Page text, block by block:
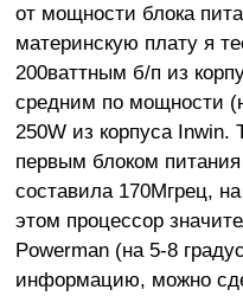
от мощности блока
материнскую плату я
200ваттным б/п из
средним по мощности
250W из корпуса Inwin.
первым блоком
составила 170Мгрец,
этом процессор
Powerman (на 5-8
информацию, можно